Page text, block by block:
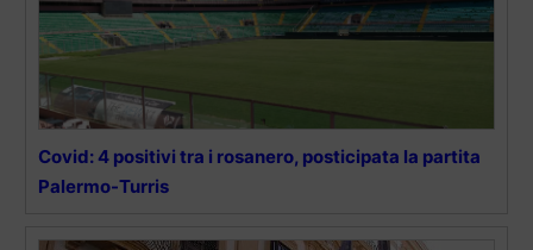
Covid: 4 positivi tra i rosanero, posticipata la partita
Palermo-Turris